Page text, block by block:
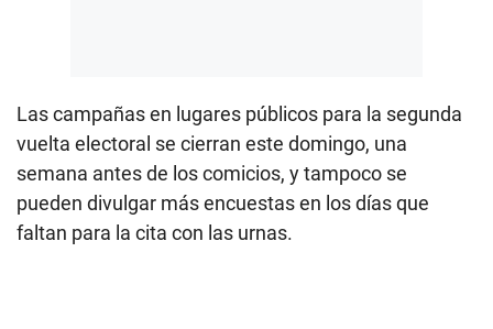
Las campañas en lugares públicos para la segunda
vuelta electoral se cierran este domingo, una
semana antes de los comicios, y tampoco se
pueden divulgar más encuestas en los días que
faltan para la cita con las urnas.